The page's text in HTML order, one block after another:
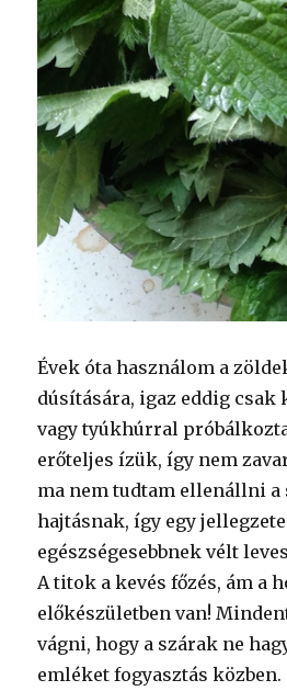
Évek óta használom a
dúsítására, igaz eddig csak
vagy tyúkhúrral
erőteljes ízük, így nem
ma nem tudtam ellenállni a
hajtásnak, így egy
egészségesebbnek vélt
A titok a kevés főzés, ám a
előkészületben van!
vágni, hogy a szárak ne
emléket fogyasztás közben.